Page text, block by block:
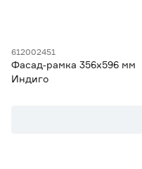
612002451
Фасад‑рамка 356х596 мм
Индиго